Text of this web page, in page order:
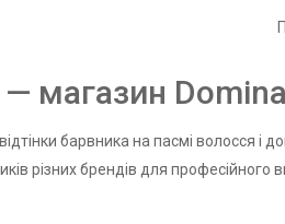
— магазин
барвника на пасмі волосся і
різних брендів для професійного